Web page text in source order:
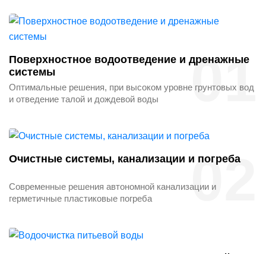
01
Поверхностное водоотведение и дренажные
системы
Оптимальные решения, при высоком уровне грунтовых вод
и отведение талой и дождевой воды
02
Очистные системы, канализации и погреба
Современные решения автономной канализации и
герметичные пластиковые погреба